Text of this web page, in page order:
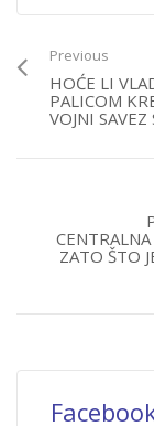
Previous
HOĆE LI
PALICOM
VOJNI
ZATO ŠTO